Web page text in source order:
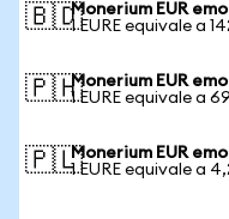
🇧🇩Monerium EUR
1 EURE equivale a
🇵🇭Monerium EUR
1 EURE equivale a
🇵🇱Monerium EUR
1 EURE equivale a